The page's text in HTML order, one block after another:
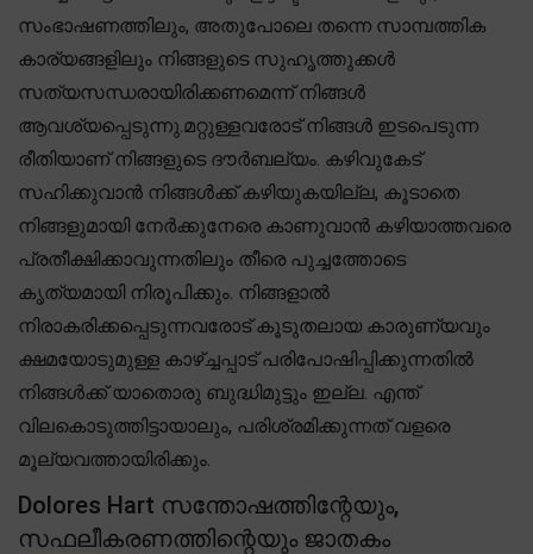
സംഭാഷണത്തിലും, അതുപോലെ തന്നെ സാമ്പത്തിക
കാര്യങ്ങളിലും നിങ്ങളുടെ സുഹൃത്തുക്കൾ
സത്യസന്ധരായിരിക്കണമെന്ന് നിങ്ങൾ
ആവശ്യപ്പെടുന്നു.മറ്റുള്ളവരോട് നിങ്ങൾ ഇടപെടുന്ന
രീതിയാണ് നിങ്ങളുടെ ദൗർബല്യം. കഴിവുകേട്
സഹിക്കുവാൻ നിങ്ങൾക്ക് കഴിയുകയില്ല, കൂടാതെ
നിങ്ങളുമായി നേർക്കുനേരെ കാണുവാൻ കഴിയാത്തവരെ
പ്രതീക്ഷിക്കാവുന്നതിലും തീരെ പുച്ചത്തോടെ
കൃത്യമായി നിരൂപിക്കും. നിങ്ങളാൽ
നിരാകരിക്കപ്പെടുന്നവരോട് കൂടുതലായ കാരുണ്യവും
ക്ഷമയോടുമുള്ള കാഴ്ച്ചപ്പാട് പരിപോഷിപ്പിക്കുന്നതിൽ
നിങ്ങൾക്ക് യാതൊരു ബുദ്ധിമുട്ടും ഇല്ല. എന്ത്
വിലകൊടുത്തിട്ടായാലും, പരിശ്രമിക്കുന്നത് വളരെ
മൂല്യവത്തായിരിക്കും.
Dolores Hart സന്തോഷത്തിന്റേയും,
സഫലീകരണത്തിന്റെയും ജാതകം